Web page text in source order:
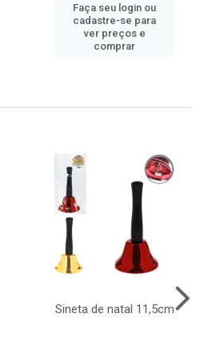
Faça seu login ou
cadastre-se para
ver preços e
comprar
Sineta de natal 11,5cm